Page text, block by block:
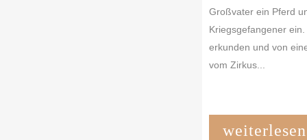
Großvater ein Pferd
Kriegsgefangener
erkunden und von
vom Zirkus...
weiterlesen